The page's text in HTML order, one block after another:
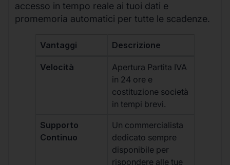
accesso in tempo reale ai tuoi dati e
promemoria automatici per tutte le scadenze.
Vantaggi Descrizione
Velocità
Apertura Partita IVA
in 24 ore e
costituzione società
in tempi brevi.
Supporto
Continuo
Un commercialista
dedicato sempre
disponibile per
rispondere alle tue